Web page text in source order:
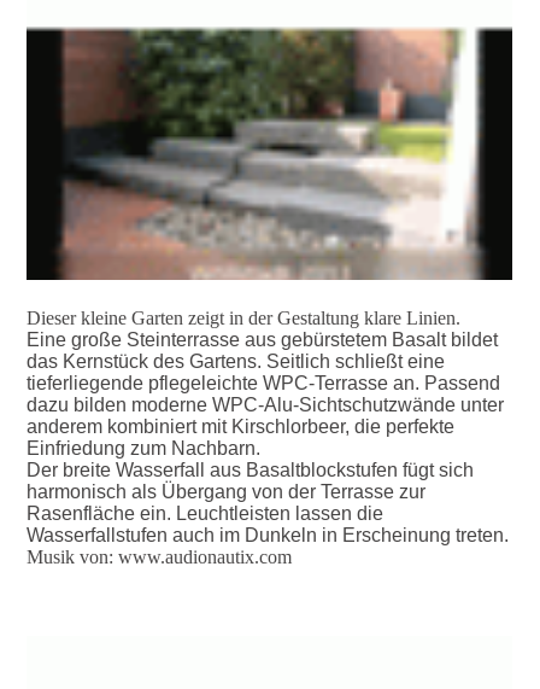
kleiner Garten mit Terrasse, Sichtschutz und Wasserfall
Dieser kleine Garten zeigt in der Gestaltung klare Linien.
Eine große Steinterrasse aus gebürstetem Basalt bildet
das Kernstück des Gartens. Seitlich schließt eine
tieferliegende pflegeleichte WPC-Terrasse an. Passend
dazu bilden moderne WPC-Alu-Sichtschutzwände unter
anderem kombiniert mit Kirschlorbeer, die perfekte
Einfriedung zum Nachbarn.
Der breite Wasserfall aus Basaltblockstufen fügt sich
harmonisch als Übergang von der Terrasse zur
Rasenfläche ein. Leuchtleisten lassen die
Wasserfallstufen auch im Dunkeln in Erscheinung treten.
Musik von: www.audionautix.com